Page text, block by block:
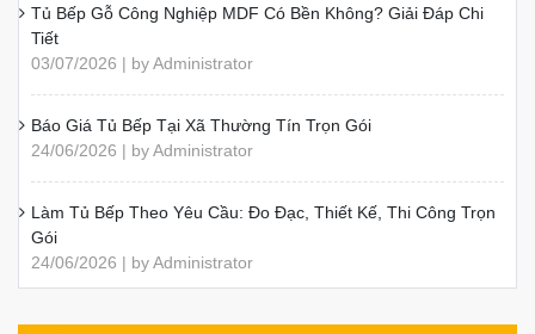
Tủ Bếp Gỗ Công Nghiệp MDF Có Bền Không? Giải Đáp Chi
Tiết
03/07/2026 | by Administrator
Báo Giá Tủ Bếp Tại Xã Thường Tín Trọn Gói
24/06/2026 | by Administrator
Làm Tủ Bếp Theo Yêu Cầu: Đo Đạc, Thiết Kế, Thi Công Trọn
Gói
24/06/2026 | by Administrator